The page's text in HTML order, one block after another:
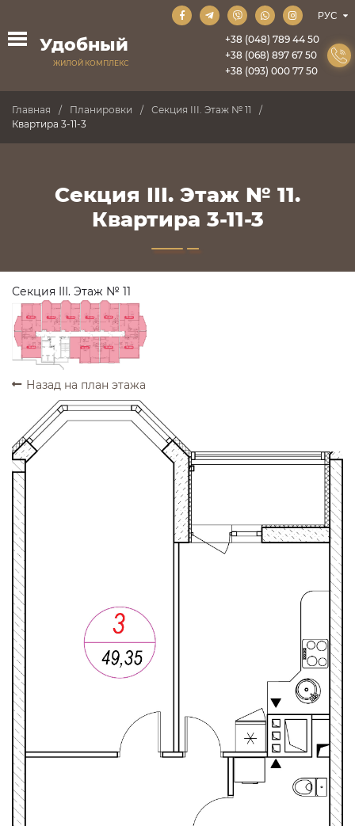
Удобный
ЖИЛОЙ КОМПЛЕКС
+38 (048) 789 44 50
+38 (068) 897 67 50
+38 (093) 000 77 50
Главная Планировки
Секция III. Этаж № 11
Квартира 3-11-3
Секция III. Этаж № 11.
Квартира 3-11-3
Секция III. Этаж № 11
ПРОДАНО
ПРОДАНО ПРОДАНО ПРОДАНО ПРОДАНО ПРОДАНО ПРОДАНО
ПРОДАНО
ПРОДАНО
ПРОДАНО
Назад на план этажа